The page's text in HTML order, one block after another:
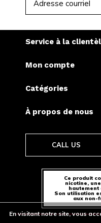
Service à la
Mon compte
Catégories
À propos de nous
CALL US
Ce produit
nicotine,
hautement
Son utilisation
aux non-
En visitant notre site, vous